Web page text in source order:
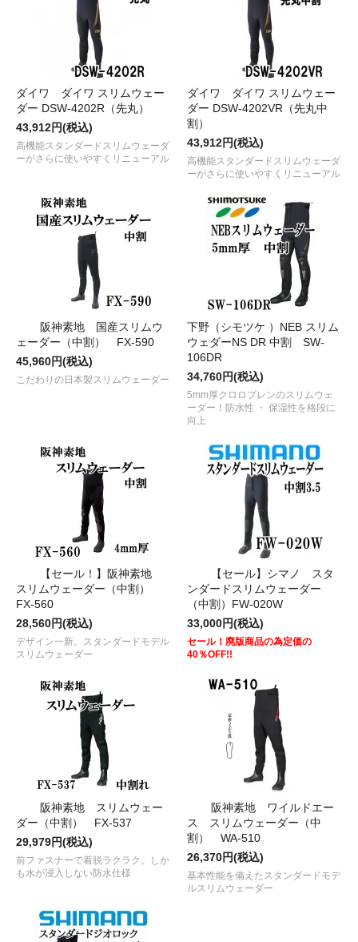
ダイワ ダイワ スリムウェー
ダー DSW-4202R（先丸）
43,912円(税込)
高機能スタンダードスリムウェーダ
ーがさらに使いやすくリニューアル
ダイワ ダイワ スリムウェー
ダー DSW-4202VR（先丸中
割）
43,912円(税込)
高機能スタンダードスリムウェーダ
ーがさらに使いやすくリニューアル
阪神素地 国産スリムウ
ェーダー（中割） FX-590
45,960円(税込)
こだわりの日本製スリムウェーダー
下野（シモツケ ）NEB スリム
ウェダーNS DR 中割 SW-
106DR
34,760円(税込)
5mm厚クロロプレンのスリムウェ
ーダー！防水性 ・ 保湿性を格段に
向上
【セール！】阪神素地
スリムウェーダー（中割）
FX-560
28,560円(税込)
デザイン一新。スタンダードモデル
スリムウェーダー
【セール】シマノ スタ
ンダードスリムウェーダー
（中割）FW-020W
33,000円(税込)
セール！廃版商品の為定価の
40％OFF!!
阪神素地 スリムウェー
ダー（中割） FX-537
29,979円(税込)
前ファスナーで着脱ラクラク。しか
も水が浸入しない防水仕様
阪神素地 ワイルドエー
ス スリムウェーダー（中
割） WA-510
26,370円(税込)
基本性能を備えたスタンダードモデ
ルスリムウェーダー